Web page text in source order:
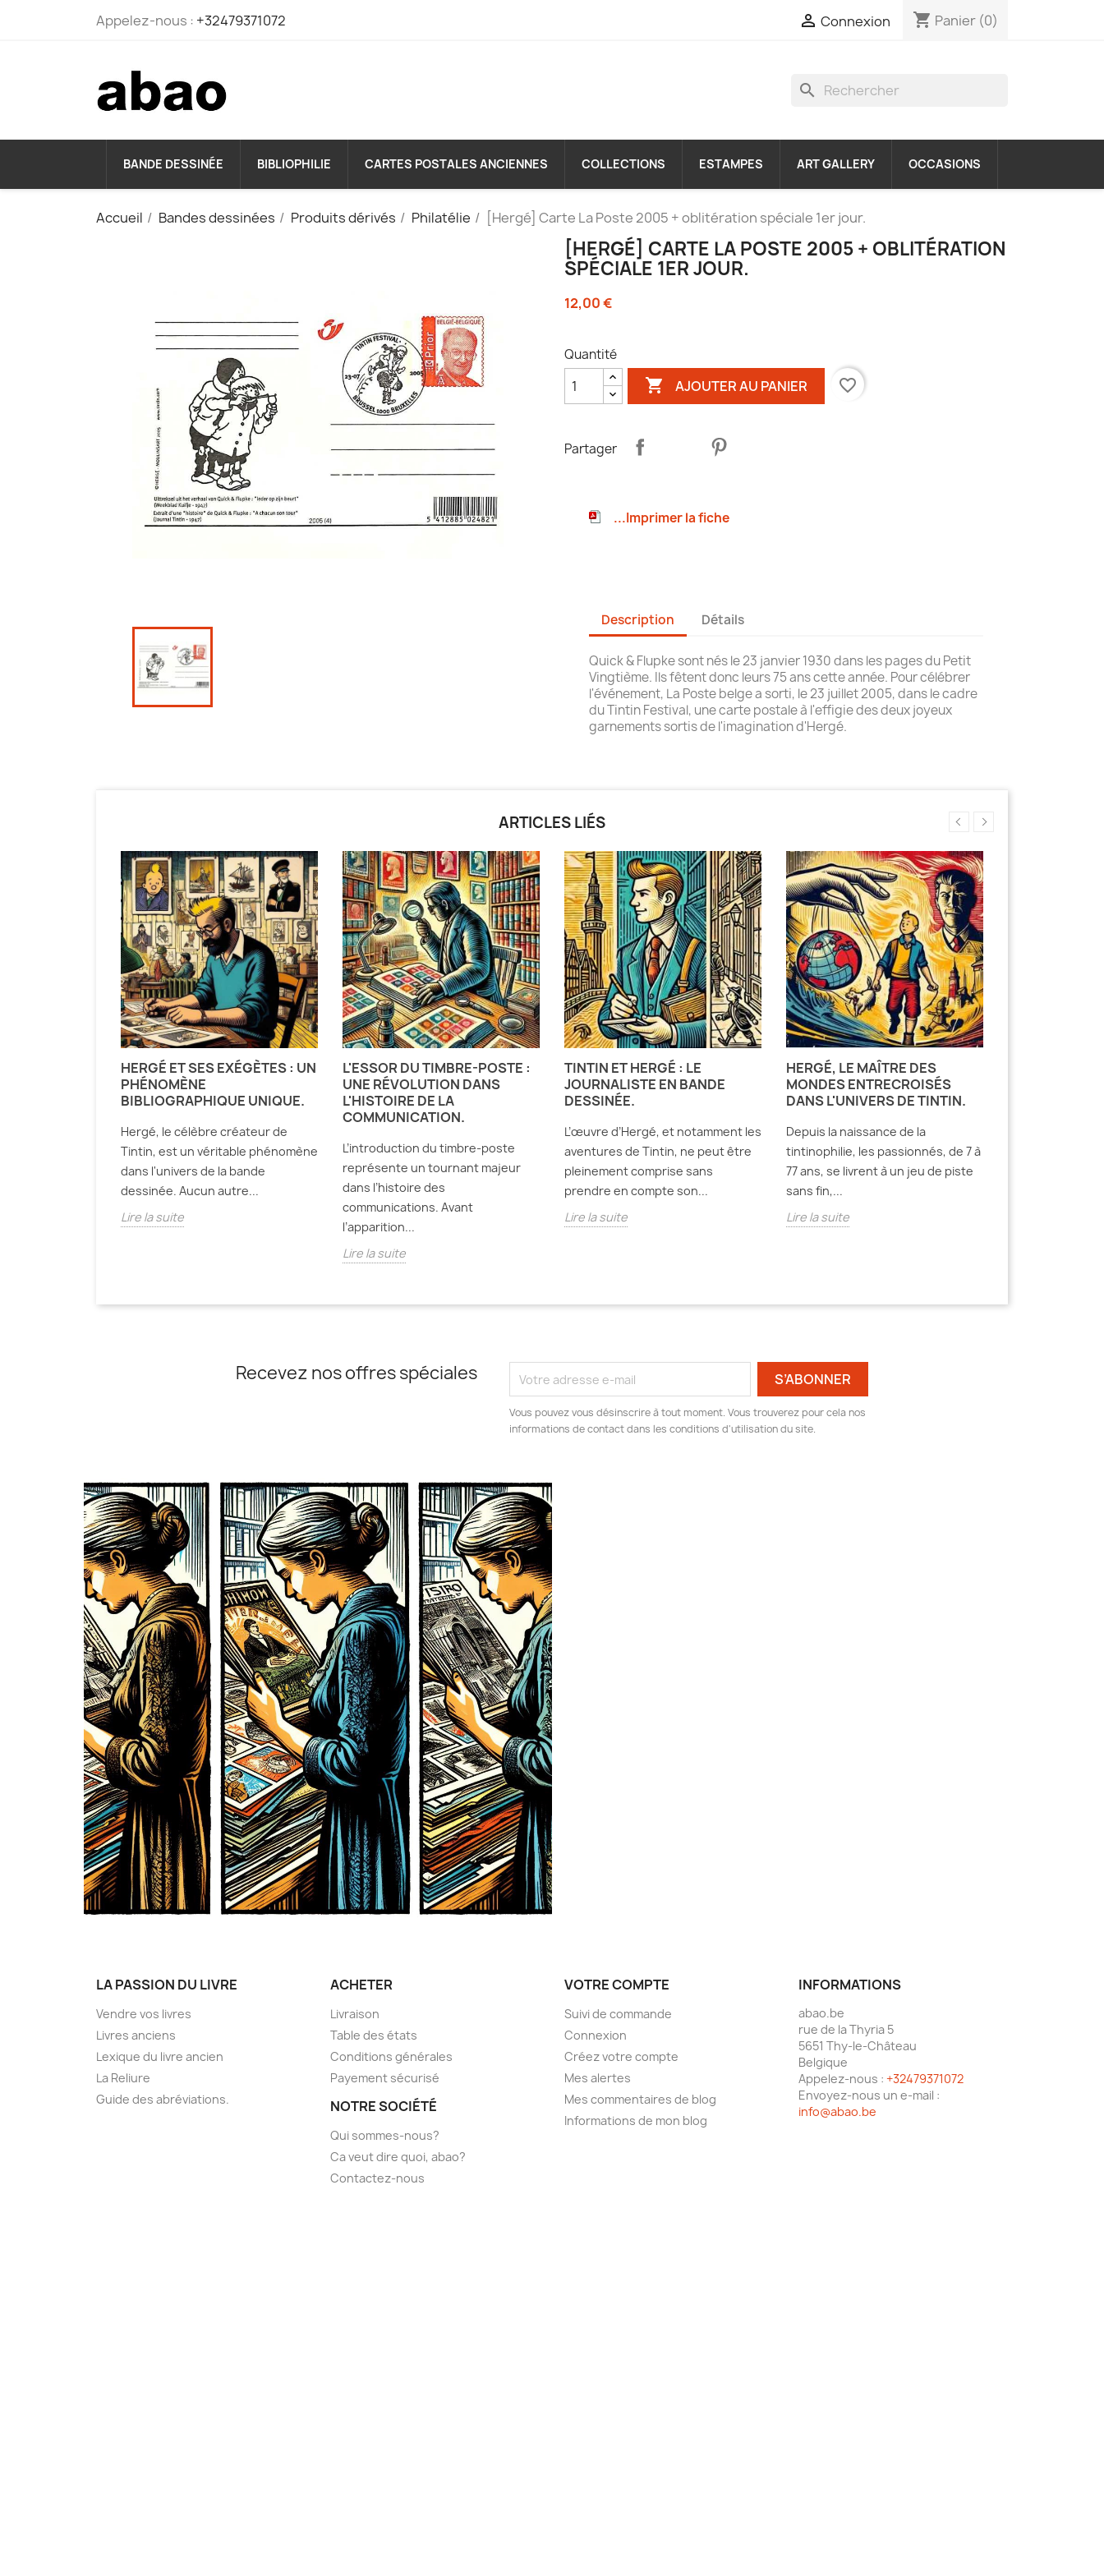
Appelez-nous : +32479371072  Connexion shopping_cart Panier (0)
search
BANDE DESSINÉE BIBLIOPHILIE CARTES POSTALES ANCIENNES COLLECTIONS ESTAMPES ART GALLERY OCCASIONS
Accueil Bandes dessinées Produits dérivés Philatélie [Hergé] Carte La Poste 2005 + oblitération spéciale 1er jour.
[HERGÉ] CARTE LA POSTE 2005 + OBLITÉRATION
SPÉCIALE 1ER JOUR.
12,00 €
Quantité
 AJOUTER AU PANIER favorite_border
Partager
...Imprimer la fiche
Description Détails
Quick & Flupke sont nés le 23 janvier 1930 dans les pages du Petit
Vingtième. Ils fêtent donc leurs 75 ans cette année. Pour célébrer
l'événement, La Poste belge a sorti, le 23 juillet 2005, dans le cadre
du Tintin Festival, une carte postale à l'effigie des deux joyeux
garnements sortis de l'imagination d'Hergé.
ARTICLES LIÉS
HERGÉ ET SES EXÉGÈTES : UN
PHÉNOMÈNE
BIBLIOGRAPHIQUE UNIQUE.
Hergé, le célèbre créateur de
Tintin, est un véritable phénomène
dans l'univers de la bande
dessinée. Aucun autre...
Lire la suite
L'ESSOR DU TIMBRE-POSTE :
UNE RÉVOLUTION DANS
L'HISTOIRE DE LA
COMMUNICATION.
L’introduction du timbre-poste
représente un tournant majeur
dans l’histoire des
communications. Avant
l’apparition...
Lire la suite
TINTIN ET HERGÉ : LE
JOURNALISTE EN BANDE
DESSINÉE.
L’œuvre d’Hergé, et notamment les
aventures de Tintin, ne peut être
pleinement comprise sans
prendre en compte son...
Lire la suite
HERGÉ, LE MAÎTRE DES
MONDES ENTRECROISÉS
DANS L'UNIVERS DE TINTIN.
Depuis la naissance de la
tintinophilie, les passionnés, de 7 à
77 ans, se livrent à un jeu de piste
sans fin,...
Lire la suite
Recevez nos offres spéciales
Vous pouvez vous désinscrire à tout moment. Vous trouverez pour cela nos
informations de contact dans les conditions d'utilisation du site.
LA PASSION DU LIVRE
Vendre vos livres
Livres anciens
Lexique du livre ancien
La Reliure
Guide des abréviations.
ACHETER
Livraison
Table des états
Conditions générales
Payement sécurisé
NOTRE SOCIÉTÉ
Qui sommes-nous?
Ca veut dire quoi, abao?
Contactez-nous
VOTRE COMPTE
Suivi de commande
Connexion
Créez votre compte
Mes alertes
Mes commentaires de blog
Informations de mon blog
INFORMATIONS
abao.be
rue de la Thyria 5
5651 Thy-le-Château
Belgique
Appelez-nous : +32479371072
Envoyez-nous un e-mail :
info@abao.be